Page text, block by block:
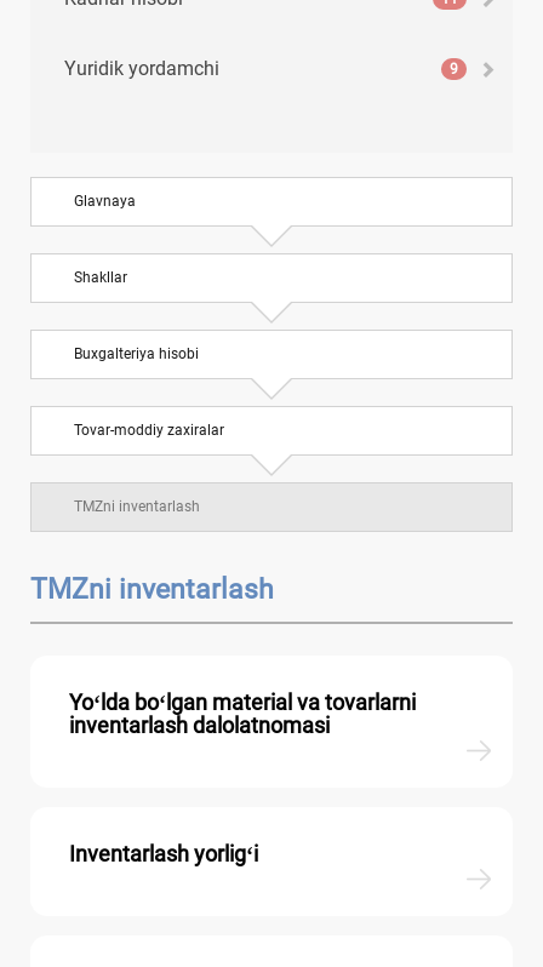
Yuridik yordamchi 9
Glavnaya
Shakllar
Buхgalteriya hisobi
Tovar-moddiy zaхiralar
TMZni inventarlash
TMZni inventarlash
Yoʻlda boʻlgan material va tovarlarni
inventarlash dalolatnomasi
Inventarlash yorligʻi